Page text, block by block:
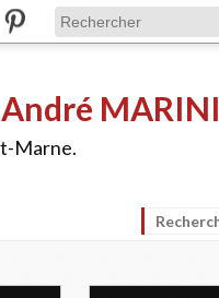
André MARINI
Marne.